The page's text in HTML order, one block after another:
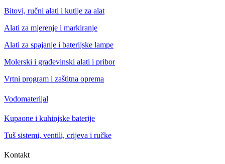
Bitovi, ručni alati i kutije za alat
Alati za mjerenje i markiranje
Alati za spajanje i baterijske lampe
Molerski i građevinski alati i pribor
Vrtni program i zaštitna oprema
Vodomaterijal
Kupaone i kuhinjske baterije
Tuš sistemi, ventili, crijeva i ručke
Kontakt